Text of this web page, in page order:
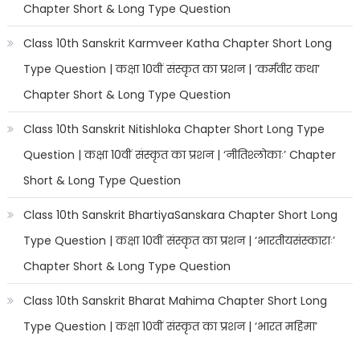
Chapter Short & Long Type Question
Class 10th Sanskrit Karmveer Katha Chapter Short Long
Type Question | कक्षा 10वीं संस्कृत का प्रशन | ‘कर्मवीर कथा’
Chapter Short & Long Type Question
Class 10th Sanskrit Nitishloka Chapter Short Long Type
Question | कक्षा 10वीं संस्कृत का प्रशन | ‘नीतिश्लोकाः’ Chapter
Short & Long Type Question
Class 10th Sanskrit BhartiyaSanskara Chapter Short Long
Type Question | कक्षा 10वीं संस्कृत का प्रशन | ‘भारतीयसंस्काराः’
Chapter Short & Long Type Question
Class 10th Sanskrit Bharat Mahima Chapter Short Long
Type Question | कक्षा 10वीं संस्कृत का प्रशन | ‘भारत महिमा’